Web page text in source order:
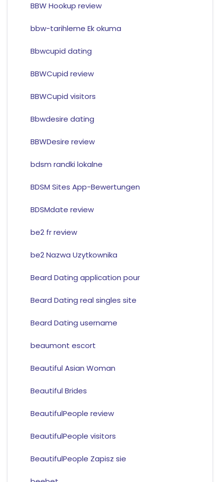
BBW Hookup review
bbw-tarihleme Ek okuma
Bbwcupid dating
BBWCupid review
BBWCupid visitors
Bbwdesire dating
BBWDesire review
bdsm randki lokalne
BDSM Sites App-Bewertungen
BDSMdate review
be2 fr review
be2 Nazwa Uzytkownika
Beard Dating application pour
Beard Dating real singles site
Beard Dating username
beaumont escort
Beautiful Asian Woman
Beautiful Brides
BeautifulPeople review
BeautifulPeople visitors
BeautifulPeople Zapisz sie